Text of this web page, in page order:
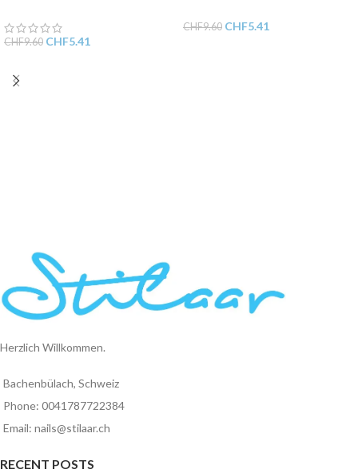
CHF9.60 CHF5.41
CHF9.60 CHF5.41
Herzlich Willkommen.
Bachenbülach, Schweiz
Phone: 0041787722384
Email: nails@stilaar.ch
RECENT POSTS